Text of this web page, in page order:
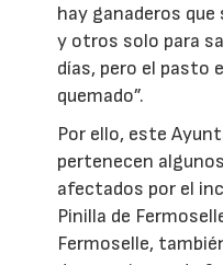
hay ganaderos que
y otros solo para
días, pero el pasto
quemado”.
Por ello, este
pertenecen
afectados por el
Pinilla de
Fermoselle,